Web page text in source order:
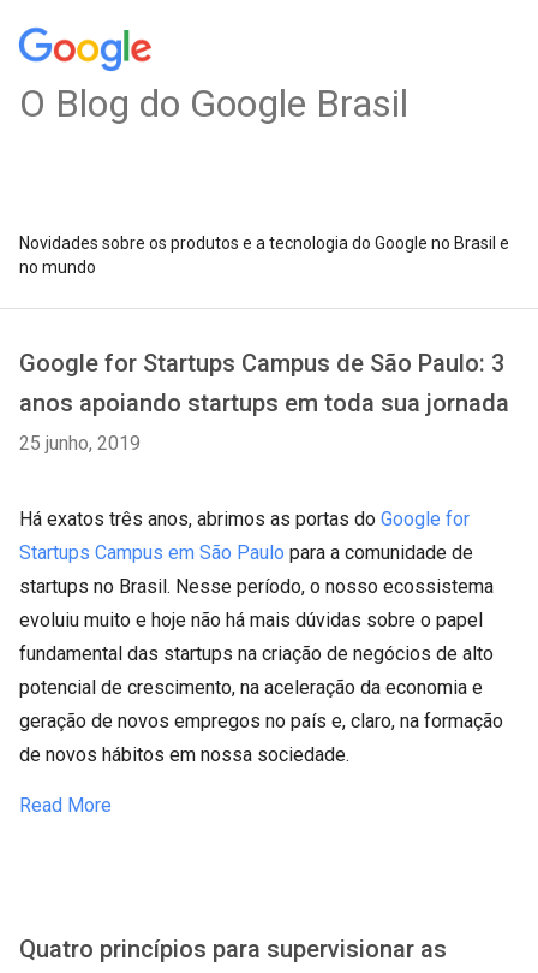
O Blog do Google Brasil
Novidades sobre os produtos e a tecnologia do Google no Brasil e
no mundo
Google for Startups Campus de São Paulo: 3
anos apoiando startups em toda sua jornada
25 junho, 2019
Há exatos três anos, abrimos as portas do Google for
Startups Campus em São Paulo para a comunidade de
startups no Brasil. Nesse período, o nosso ecossistema
evoluiu muito e hoje não há mais dúvidas sobre o papel
fundamental das startups na criação de negócios de alto
potencial de crescimento, na aceleração da economia e
geração de novos empregos no país e, claro, na formação
de novos hábitos em nossa sociedade.
Read More
Quatro princípios para supervisionar as